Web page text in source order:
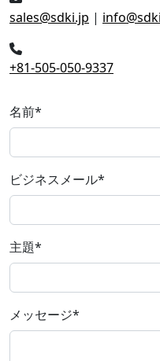
sales@sdki.jp |
+81-505-050-9337
名前*
ビジネスメール*
主題*
メッセージ*